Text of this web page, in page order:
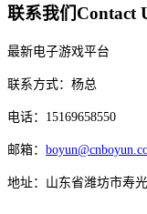
联系我们Contact
最新电子游戏平台
联系方式：杨总
电话：15169658550
邮箱：
地址：山东省潍坊市寿